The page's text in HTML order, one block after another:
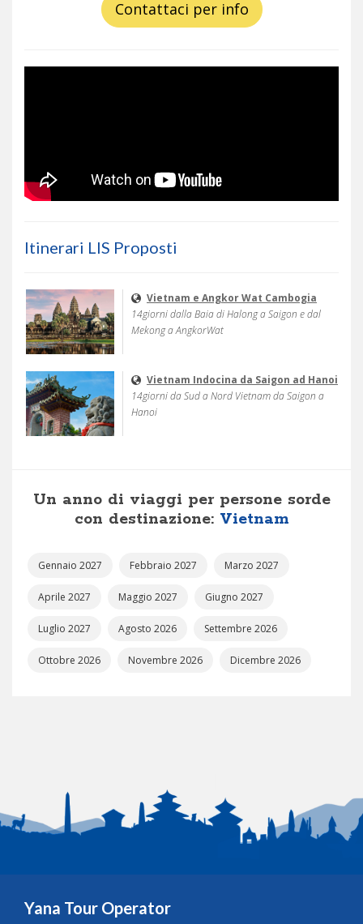
Contattaci per info
Itinerari LIS Proposti
Vietnam e Angkor Wat Cambogia
14giorni dalla Baia di Halong a Saigon e dal
Mekong a AngkorWat
Vietnam Indocina da Saigon ad Hanoi
14giorni da Sud a Nord Vietnam da Saigon a
Hanoi
Un anno di viaggi per persone sorde
con destinazione: Vietnam
Gennaio 2027 Febbraio 2027 Marzo 2027
Aprile 2027 Maggio 2027 Giugno 2027
Luglio 2027 Agosto 2026 Settembre 2026
Ottobre 2026 Novembre 2026 Dicembre 2026
Yana Tour Operator